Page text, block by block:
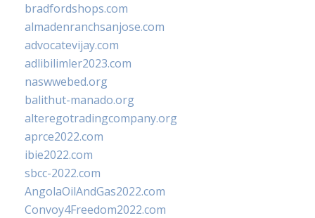
bradfordshops.com
almadenranchsanjose.com
advocatevijay.com
adlibilimler2023.com
naswwebed.org
balithut-manado.org
alteregotradingcompany.org
aprce2022.com
ibie2022.com
sbcc-2022.com
AngolaOilAndGas2022.com
Convoy4Freedom2022.com